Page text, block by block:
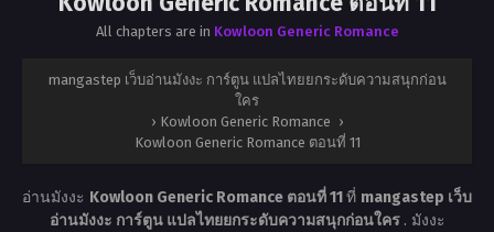
All chapters are in Kowloon Generic Romance
mangastep เว็บอ่านมังงะ การ์ตูน แปลไทยยกระดับความสนุกก่อน
ใคร
› Kowloon Generic Romance ›
Kowloon Generic Romance ตอนที่ 11
อ่านมังงะ Kowloon Generic Romance ตอนที่ 11ที่ mangastep เว็บ
อ่านมังงะ การ์ตูน แปลไทยยกระดับความสนุกก่อนใคร . มังงะ